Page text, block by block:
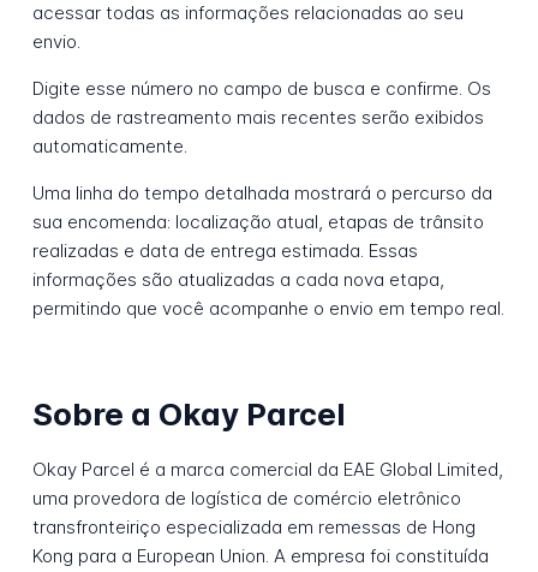
acessar todas as informações relacionadas ao seu
envio.
Digite esse número no campo de busca e confirme. Os
dados de rastreamento mais recentes serão exibidos
automaticamente.
Uma linha do tempo detalhada mostrará o percurso da
sua encomenda: localização atual, etapas de trânsito
realizadas e data de entrega estimada. Essas
informações são atualizadas a cada nova etapa,
permitindo que você acompanhe o envio em tempo real.
Sobre a Okay Parcel
Okay Parcel é a marca comercial da EAE Global Limited,
uma provedora de logística de comércio eletrônico
transfronteiriço especializada em remessas de Hong
Kong para a European Union. A empresa foi constituída